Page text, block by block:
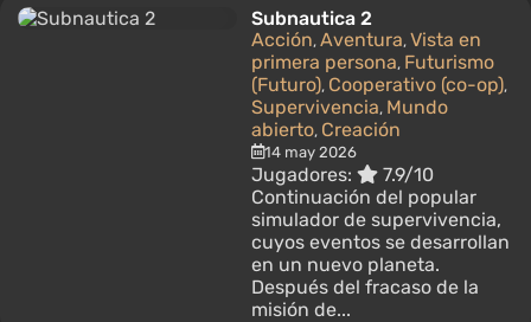
Subnautica 2
Acción, Aventura, Vista en
primera persona, Futurismo
(Futuro), Cooperativo (co-op),
Supervivencia, Mundo
abierto, Creación
14 may 2026
Jugadores:
7.9/10
Continuación del popular
simulador de supervivencia,
cuyos eventos se desarrollan
en un nuevo planeta.
Después del fracaso de la
misión de...